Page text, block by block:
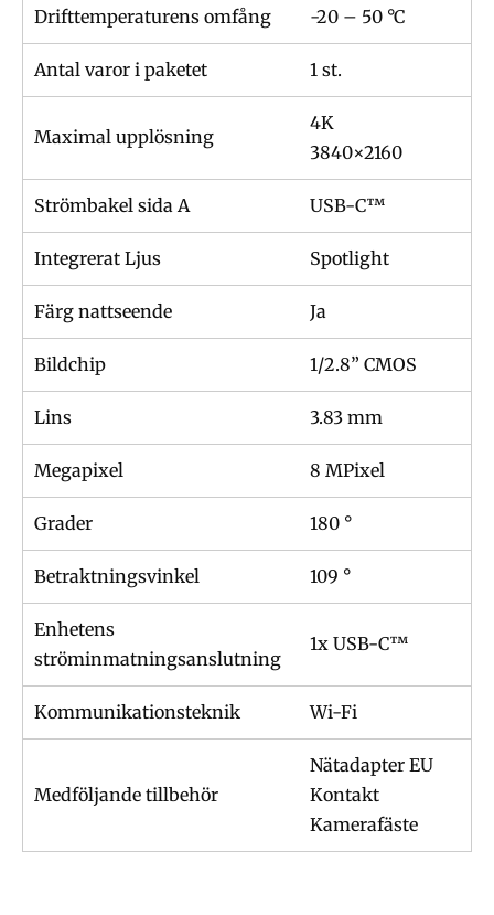
Drifttemperaturens omfång -20 – 50 °C
Antal varor i paketet 1 st.
Maximal upplösning
4K
3840×2160
Strömbakel sida A USB-C™
Integrerat Ljus Spotlight
Färg nattseende Ja
Bildchip 1/2.8” CMOS
Lins 3.83 mm
Megapixel 8 MPixel
Grader 180 °
Betraktningsvinkel 109 °
Enhetens
ströminmatningsanslutning
1x USB-C™
Kommunikationsteknik Wi-Fi
Medföljande tillbehör
Nätadapter EU
Kontakt
Kamerafäste